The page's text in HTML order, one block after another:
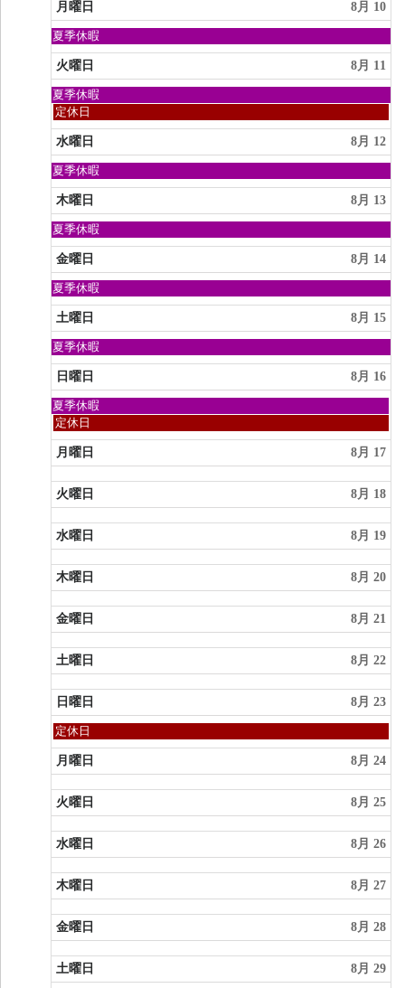
月
9th
2026
日,
8
月
9th
2026
月曜日 8月 10
日
日,
8
月
9th
2026
夏季休暇
火曜日 8月 11
日
曜
日,
8
月
9th
2026
夏季休暇
火
日,
8
月
11th
2026
定休日
水曜日 8月 12
日
日,
8
月
9th
2026
夏季休暇
木曜日 8月 13
日
日,
8
月
9th
2026
夏季休暇
金曜日 8月 14
日
日,
8
月
9th
2026
夏季休暇
土曜日 8月 15
日
日,
8
月
9th
2026
夏季休暇
日曜日 8月 16
日
曜
日,
月
2026
夏季休暇
日
日,
8
月
16th
2026
定休日
月曜日 8月 17
火曜日 8月 18
水曜日 8月 19
木曜日 8月 20
金曜日 8月 21
土曜日 8月 22
日曜日 8月 23
日
日,
8
月
23rd
2026
定休日
月曜日 8月 24
火曜日 8月 25
水曜日 8月 26
木曜日 8月 27
金曜日 8月 28
土曜日 8月 29